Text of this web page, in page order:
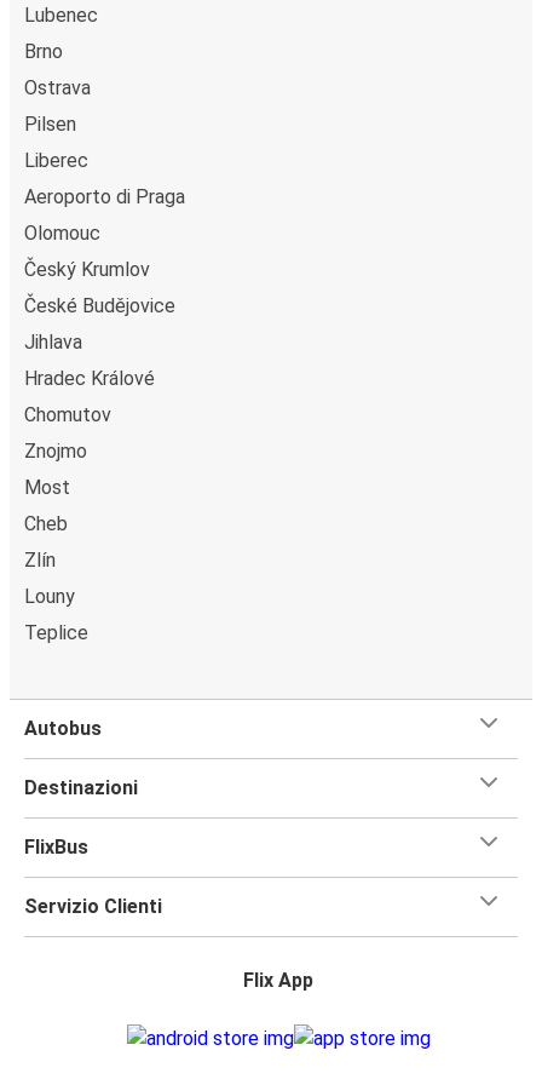
Lubenec
Brno
Ostrava
Pilsen
Liberec
Aeroporto di Praga
Olomouc
Český Krumlov
České Budějovice
Jihlava
Hradec Králové
Chomutov
Znojmo
Most
Cheb
Zlín
Louny
Teplice
Autobus
Destinazioni
FlixBus
Servizio Clienti
Flix App